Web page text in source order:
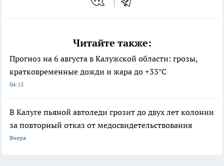
Читайте также:
Прогноз на 6 августа в Калужской области: грозы,
кратковременные дожди и жара до +33°С
04:15
В Калуге пьяной автоледи грозит до двух лет колонии
за повторный отказ от медосвидетельствования
Вчера